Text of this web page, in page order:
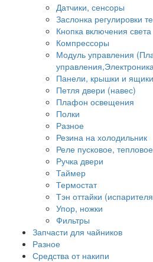
Датчики, сенсоры
Заслонка регулировки
Кнопка включения света
Компрессоры
Модуль управления
Панели, крышки и ящики
Петля двери (навес)
Плафон освещения
Полки
Разное
Резина на холодильник
Реле пусковое, тепловое
Ручка двери
Таймер
Термостат
Тэн оттайки
Упор, ножки
Фильтры
Запчасти для чайников
Разное
Средства от накипи